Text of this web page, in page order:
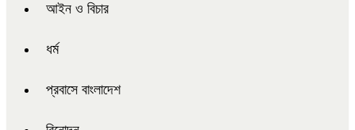
আইন ও বিচার
ধর্ম
প্রবাসে বাংলাদেশ